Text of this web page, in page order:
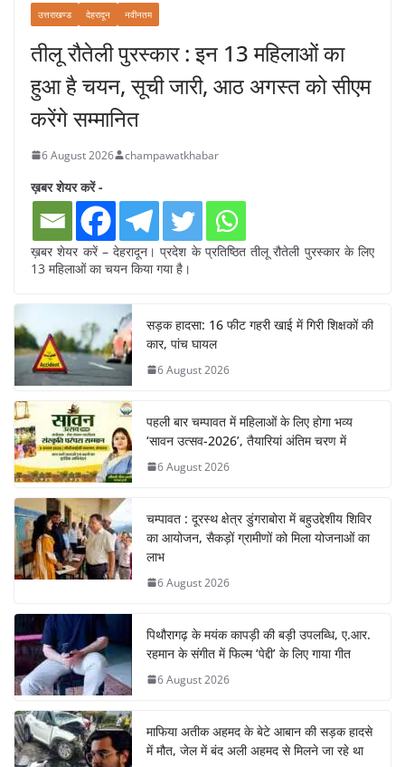
उत्तराखण्ड देहरादून नवीनतम
तीलू रौतेली पुरस्कार : इन 13 महिलाओं का
हुआ है चयन, सूची जारी, आठ अगस्त को सीएम
करेंगे सम्मानित
6 August 2026 champawatkhabar
ख़बर शेयर करें -
ख़बर शेयर करें – देहरादून। प्रदेश के प्रतिष्ठित तीलू रौतेली पुरस्कार के लिए
13 महिलाओं का चयन किया गया है।
सड़क हादसा: 16 फीट गहरी खाई में गिरी शिक्षकों की
कार, पांच घायल
6 August 2026
पहली बार चम्पावत में महिलाओं के लिए होगा भव्य
‘सावन उत्सव-2026’, तैयारियां अंतिम चरण में
6 August 2026
चम्पावत : दूरस्थ क्षेत्र डुंगराबोरा में बहुउद्देशीय शिविर
का आयोजन, सैकड़ों ग्रामीणों को मिला योजनाओं का
लाभ
6 August 2026
पिथौरागढ़ के मयंक कापड़ी की बड़ी उपलब्धि, ए.आर.
रहमान के संगीत में फिल्म ‘पेद्दी’ के लिए गाया गीत
6 August 2026
माफिया अतीक अहमद के बेटे आबान की सड़क हादसे
में मौत, जेल में बंद अली अहमद से मिलने जा रहे था